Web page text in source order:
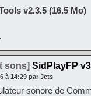
v2.3.5 (16.5 Mo)
sons] SidPlayFP
à 14:29 par Jets
sonore de